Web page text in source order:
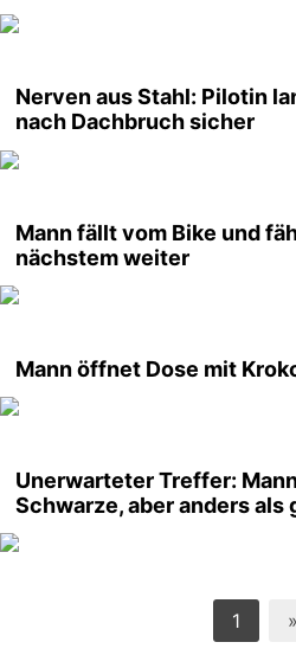
Nerven aus Stahl: Pilotin
nach Dachbruch sicher
Mann fällt vom Bike und
nächstem weiter
Mann öffnet Dose mit
Unerwarteter Treffer:
Schwarze, aber anders als
1 »